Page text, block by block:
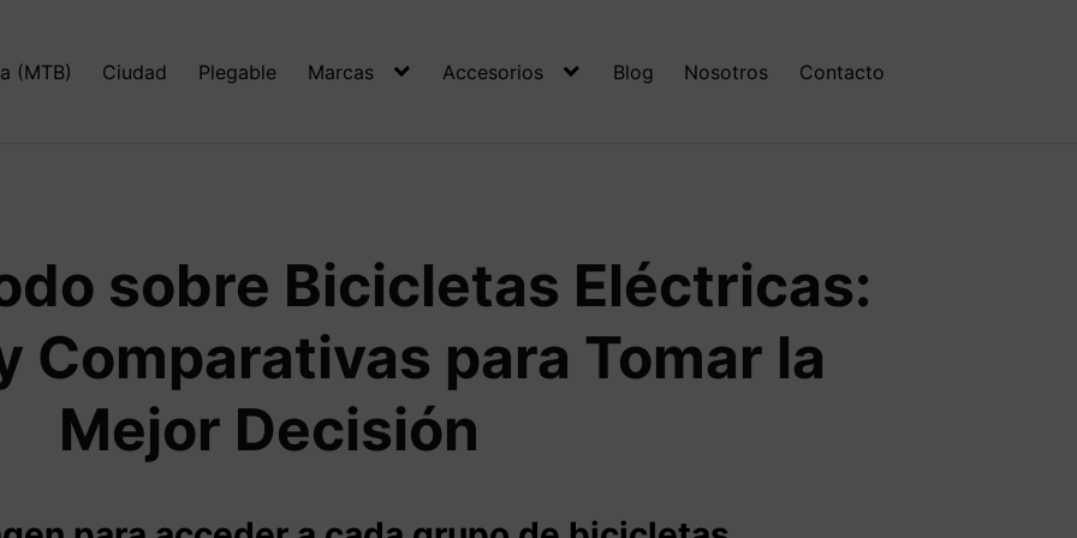
(MTB) Ciudad Plegable Marcas Accesorios Blog Nosotros Contacto
sobre Bicicletas Eléctricas:
Comparativas para Tomar la
Mejor Decisión